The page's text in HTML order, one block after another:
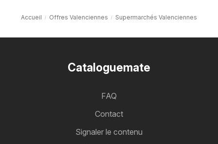
Accueil Offres Valenciennes Supermarchés Valenciennes
Cataloguemate
FAQ
Contact
Signaler le contenu